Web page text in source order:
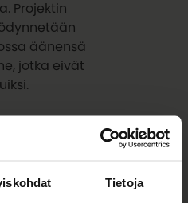
Tietoja
Projektin
äänensä
jotka eivät
projektissa on
Kristillisen